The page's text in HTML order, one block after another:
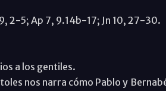
2-5; Ap 7, 9.14b-17; Jn 10, 27-30.
a los gentiles.
nos narra cómo Pablo y